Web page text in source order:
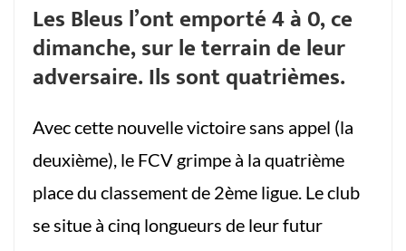
Les Bleus l’ont emporté 4 à 0, ce
dimanche, sur le terrain de leur
adversaire. Ils sont quatrièmes.
Avec cette nouvelle victoire sans appel (la
deuxième), le FCV grimpe à la quatrième
place du classement de 2ème ligue. Le club
se situe à cinq longueurs de leur futur